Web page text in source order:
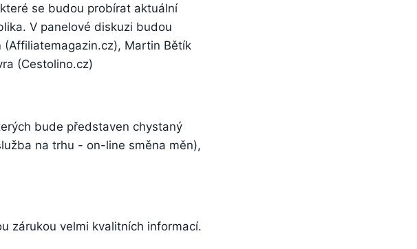
se budou probírat aktuální
V panelové diskuzi budou
(Affiliatemagazin.cz), Martin Bětík
(Cestolino.cz)
bude představen chystaný
na trhu - on-line směna měn),
zárukou velmi kvalitních informací.